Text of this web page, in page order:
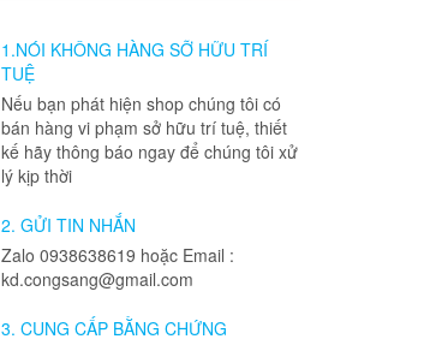
1.NÓI KHÔNG HÀNG SỠ HỮU TRÍ
TUỆ
Nếu bạn phát hiện shop chúng tôi có
bán hàng vi phạm sở hữu trí tuệ, thiết
kế hãy thông báo ngay để chúng tôi xử
lý kịp thời
2. GỬI TIN NHẮN
Zalo 0938638619 hoặc Email :
kd.congsang@gmail.com
3. CUNG CẤP BẰNG CHỨNG